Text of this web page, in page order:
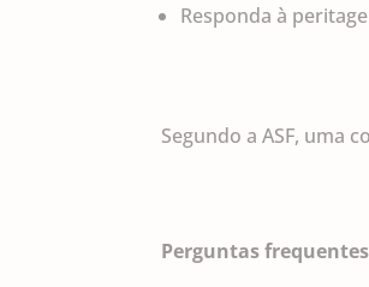
Responda à
Segundo a ASF, uma
Perguntas frequentes